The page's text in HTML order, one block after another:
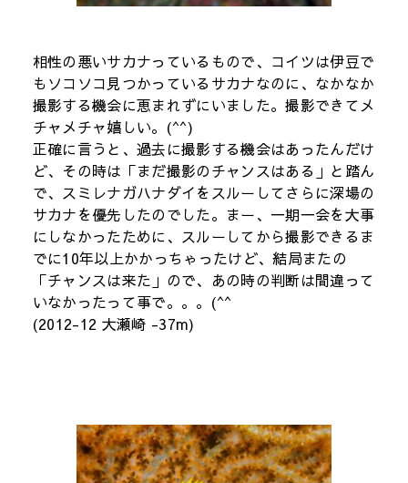
相性の悪いサカナっているもので、コイツは伊豆で
もソコソコ見つかっているサカナなのに、なかなか
撮影する機会に恵まれずにいました。撮影できてメ
チャメチャ嬉しい。(^^)
正確に言うと、過去に撮影する機会はあったんだけ
ど、その時は「まだ撮影のチャンスはある」と踏ん
で、スミレナガハナダイをスルーしてさらに深場の
サカナを優先したのでした。まー、一期一会を大事
にしなかったために、スルーしてから撮影できるま
でに10年以上かかっちゃったけど、結局またの
「チャンスは来た」ので、あの時の判断は間違って
いなかったって事で。。。(^^
(2012-12 大瀬崎 -37m)